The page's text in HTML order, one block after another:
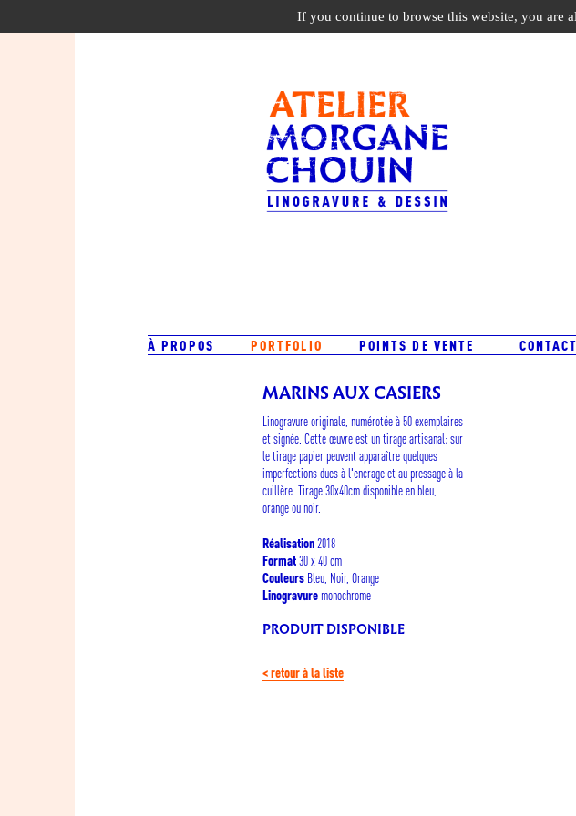
À PROPOS PORTFOLIO POINTS DE VENTE CONTACT
MARINS AUX CASIERS
Linogravure originale, numérotée à 50 exemplaires
et signée. Cette œuvre est un tirage artisanal; sur
le tirage papier peuvent apparaître quelques
imperfections dues à l'encrage et au pressage à la
cuillère. Tirage 30x40cm disponible en bleu,
orange ou noir.
Réalisation2018
Format30 x 40 cm
CouleursBleu, Noir, Orange
Linogravure monochrome
PRODUIT DISPONIBLE
< retour à la liste
If you continue to browse this website, you are